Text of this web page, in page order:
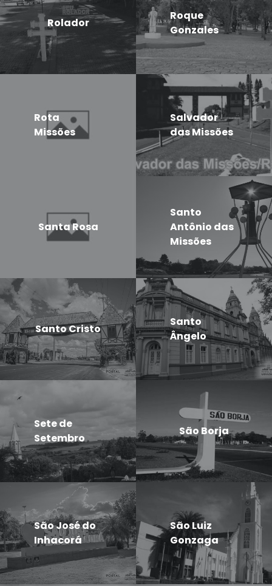
Rolador
Roque
Gonzales
Rota
Missões
Salvador
das Missões
Santa Rosa
Santo
Antônio das
Missões
Santo Cristo
Santo
Ângelo
Sete de
Setembro
São Borja
São José do
Inhacorá
São Luiz
Gonzaga